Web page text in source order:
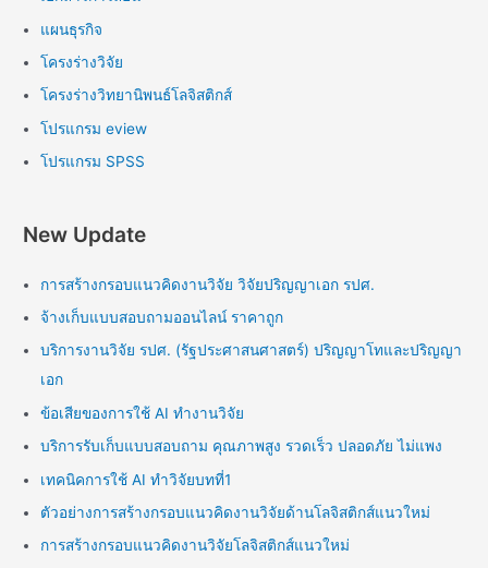
แผนธุรกิจ
โครงร่างวิจัย
โครงร่างวิทยานิพนธ์โลจิสติกส์
โปรแกรม eview
โปรแกรม SPSS
New Update
การสร้างกรอบแนวคิดงานวิจัย วิจัยปริญญาเอก รปศ.
จ้างเก็บแบบสอบถามออนไลน์ ราคาถูก
บริการงานวิจัย รปศ. (รัฐประศาสนศาสตร์) ปริญญาโทและปริญญา
เอก
ข้อเสียของการใช้ AI ทำงานวิจัย
บริการรับเก็บแบบสอบถาม คุณภาพสูง รวดเร็ว ปลอดภัย ไม่แพง
เทคนิคการใช้ AI ทำวิจัยบทที่1
ตัวอย่างการสร้างกรอบแนวคิดงานวิจัยด้านโลจิสติกส์แนวใหม่
การสร้างกรอบแนวคิดงานวิจัยโลจิสติกส์แนวใหม่